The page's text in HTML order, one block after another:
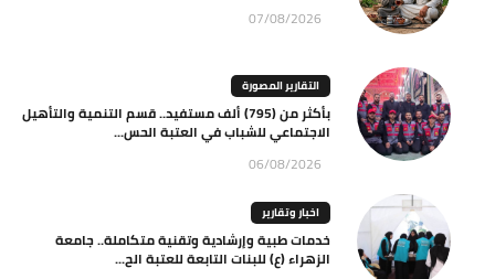
07/08/2026
التقارير المصورة
بأكثر من (795) ألف مستفيد.. قسم التنمية والتأهيل
الاجتماعي للشباب في العتبة الحس...
06/08/2026
اخبار وتقارير
خدمات طبية وإرشادية وتقنية متكاملة.. جامعة
الزهراء (ع) للبنات التابعة للعتبة الح...